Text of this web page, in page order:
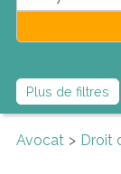
Plus de filtres
Avocat Droit